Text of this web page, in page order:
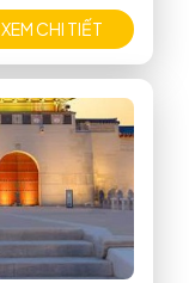
XEM CHI TIẾT